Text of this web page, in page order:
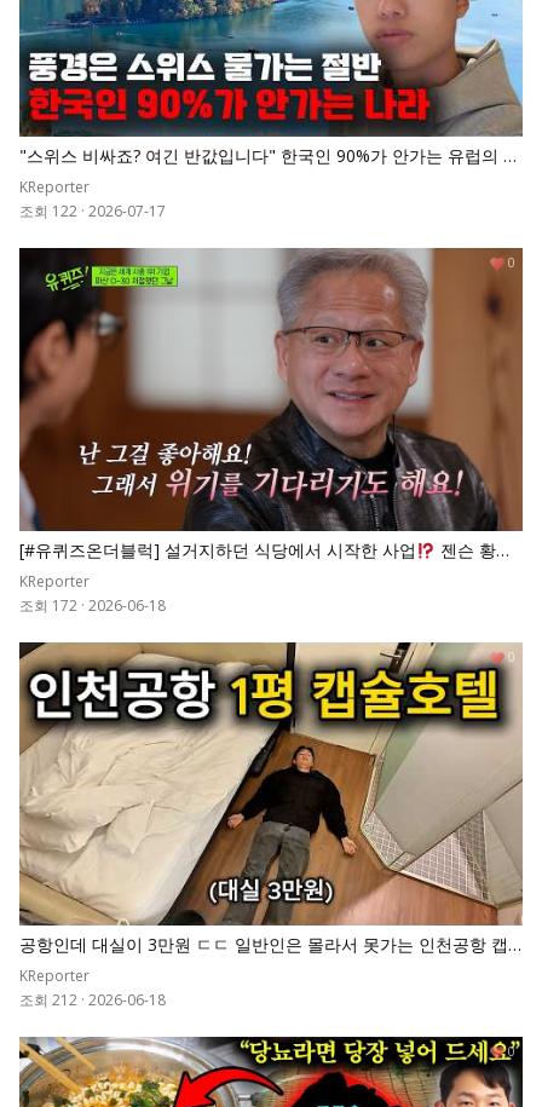
"스위스 비싸죠? 여긴 반값입니다" 한국인 90%가 안가는 유럽의 숨
겨진 천국
KReporter
조회 122 · 2026-07-17
[#유퀴즈온더블럭] 설거지하던 식당에서 시작한 사업
젠슨 황이
파산 직전인 엔비디아를 세계 시총 1위로 만든 비결
KReporter
조회 172 · 2026-06-18
0
공항인데 대실이 3만원 ㄷㄷ 일반인은 몰라서 못가는 인천공항 캡
슐호텔
KReporter
조회 212 · 2026-06-18
0
0